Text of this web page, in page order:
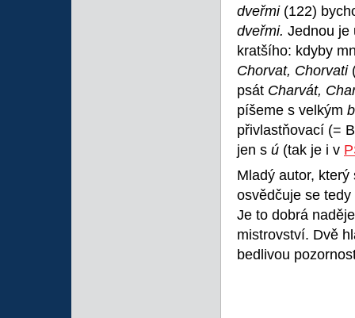
dveřmi (122)
dveřmi. Jednou je
kratšího: kdyby
Chorvat, Chorvati
psát Charvát,
píšeme s velkým
přivlastňovací (=
jen s ú (tak je i v
Mladý autor,
osvědčuje se
Je to dobrá
mistrovství. Dvě
bedlivou